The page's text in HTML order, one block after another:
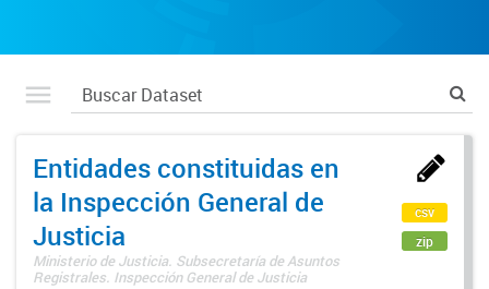
Entidades constituidas en
la Inspección General de
Justicia
Ministerio de Justicia. Subsecretaría de Asuntos
Registrales. Inspección General de Justicia
csv
zip